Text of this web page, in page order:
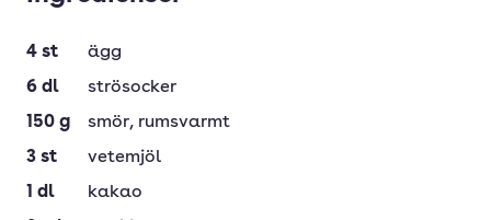
4 st
ägg
6 dl
strösocker
150 g smör, rumsvarmt
3 st
vetemjöl
1 dl
kakao